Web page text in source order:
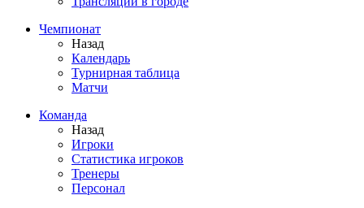
Чемпионат
Назад
Календарь
Турнирная таблица
Матчи
Команда
Назад
Игроки
Статистика игроков
Тренеры
Персонал